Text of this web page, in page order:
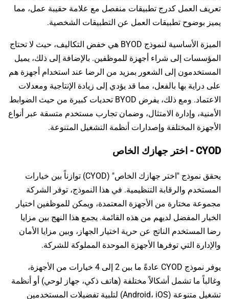
تعريف العمل كدرج تطبيقات منفصل مع علامة حقيبة عمل، مما
يميز بوضوح تطبيقات العمل عن التطبيقات الشخصية.
الميزة الأساسية لنموذج BYOD هي خفض التكاليف، حيث لا تحتاج
المؤسسات إلى شراء أجهزة للموظفين. بالإضافة إلى ذلك، يميل
المستخدمون إلى الشعور بمزيد من الرضا عند استخدام أجهزة هم
على دراية بها بالفعل، مما قد يؤدي إلى زيادة الإنتاجية ومعدلات
الاعتماد. ومع ذلك، يفرض BYOD تحديات كبيرة من حيث الضوابط
الأمنية، وإدارة الامتثال، وضمان تجارب مستخدم متسقة عبر أنواع
الأجهزة المختلفة وإصدارات أنظمة التشغيل المتنوعة.
CYOD - اختر جهازك الخاص
يحقق نموذج "اختر جهازك الخاص" (CYOD) توازناً بين خيارات
المستخدم والرقابة التنظيمية. في هذا النموذج، توفر الشركة
مجموعة مختارة من الأجهزة المعتمدة، ويمكن للموظفين اختيار
الخيار المفضل لديهم من هذه القائمة. يجمع هذا النهج بين مزايا
رضا المستخدم الناتج عن حرية اختيار الجهاز، وبين مزايا الأمان
والإدارة التي توفرها الأجهزة الموحدة المملوكة للشركة.
يوفر نموذج CYOD عادةً ما بين 2 إلى 4 خيارات من الأجهزة،
وغالباً ما تشمل أشكالاً مختلفة (هاتف ذكي، جهاز لوحي) أو أنظمة
تشغيل متنوعة (Android، iOS) لتلبية تفضيلات المستخدمين